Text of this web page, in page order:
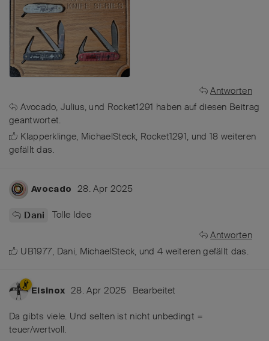
Antworten
Avocado,Julius, und Rocket1291 haben auf diesen Beitrag
geantwortet.
Klapperklinge, MichaelSteck, Rocket1291, und 18 weiteren
gefällt das.
Avocado 28. Apr 2025
Dani
Tolle Idee
Antworten
UB1977, Dani, MichaelSteck, und 4 weiterengefällt das.
Elsinox 28. Apr 2025 Bearbeitet
Da gibts viele. Und selten ist nicht unbedingt =
teuer/wertvoll.